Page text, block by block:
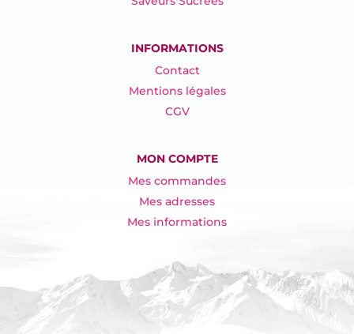
INFORMATIONS
Contact
Mentions légales
CGV
MON COMPTE
Mes commandes
Mes adresses
Mes informations